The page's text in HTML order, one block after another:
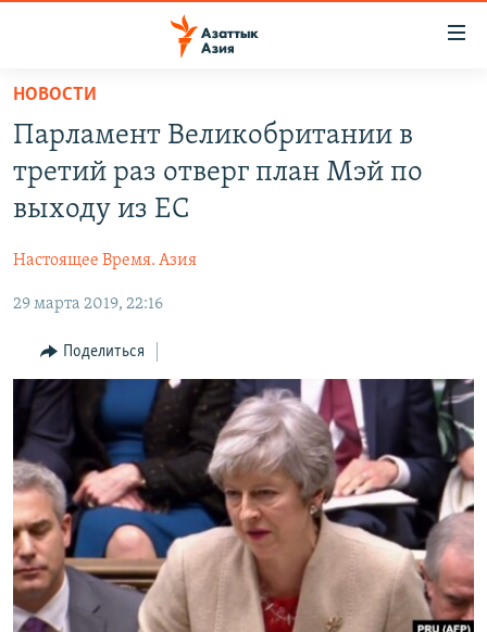
Вернуться
основному
содержанию
Вернутся
главной
Вернутся
поиску
КАЗАХСТАН
ТАДЖИКИСТАН
НОВОСТИ
ВОЙНА В УКРАИНЕ
ҚАЗАҚША
КЫРГЫЗЧА
ЎЗБЕКЧА
ТОҶИКӢ
TÜRKMENÇE
Все сайты РСЕ/РС
НОВОСТИ
Парламент Великобритании в
третий раз отверг план Мэй по
выходу из ЕС
Настоящее Время. Азия
29 марта 2019, 22:16
Поделиться